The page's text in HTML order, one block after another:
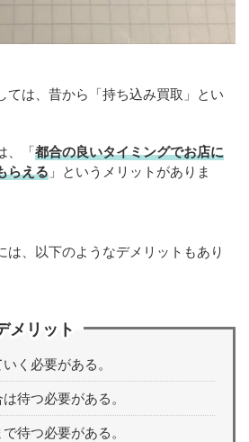
ては、昔から「持ち込み買取」とい
、「都合の良いタイミングでお店に
らえる 」というメリットがありま
は、以下のようなデメリットもあり
メリット
く必要がある。
待つ必要がある。
待つ必要がある。